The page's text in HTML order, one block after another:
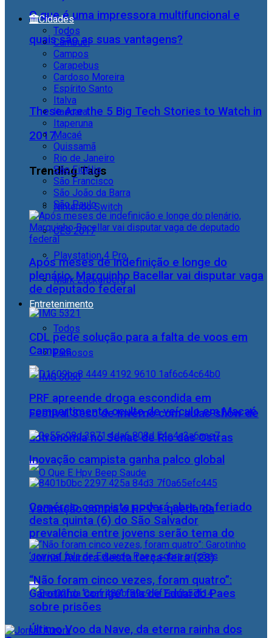
O que é uma impressora multifuncional e
quais são as suas vantagens?
These Are the 5 Big Tech Stories to Watch in
2017
Trending Tags
Nintendo Switch
CES 2017
Playstation 4 Pro
Mark Zuckerberg
Entretenimento
Todos
Famosos
Festival Sesc de Inverno com aulas-show de
astronomia no Senac de Rio das Ostras
Vacinação contra o HPV e queda da
prevalência entre jovens serão tema do
Jornal Aurora desta terça-feira (28)
Último Voo da Nave, da eterna rainha dos
Cidades
Todos
Cambuci
Campos
Carapebus
Cardoso Moreira
Espírito Santo
Italva
Itaocara
Itaperuna
Macaé
Quissamã
Rio de Janeiro
São Fidélis
São Francisco
São João da Barra
São Paulo
Após meses de indefinição e longe do
plenário, Marquinho Bacellar vai disputar vaga
de deputado federal
CDL pede solução para a falta de voos em
Campos
PRF apreende droga escondida em
compartimento oculto de veículo em Macaé
Inovação campista ganha palco global
Comércio campista poderá abrir no feriado
desta quinta (6) do São Salvador
“Não foram cinco vezes, foram quatro”:
Garotinho ‘corrige’ fala de Eduardo Paes
sobre prisões